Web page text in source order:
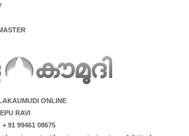
ONLINE
RAVI
91 99461 08675